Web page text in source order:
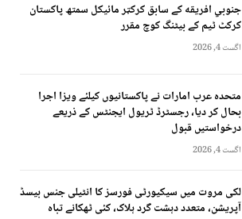
جنوبي افريقه کے سابق کرکټر مائیکل سمتھ پاکستان
کرکٹ ٹیم کے بیٹنگ کوچ مقرر
اگست 4, 2026
متحدہ عرب امارات نے پاکستانیوں کیلئے ویزا اجرا
بحال کر دیا، رجسٹرڈ ٹریول ایجنٹس کے ذریعے
درخواستیں قبول
اگست 4, 2026
لکی مروت میں سیکیورٹی فورسز کا انٹیلی جنس بیسڈ
آپریشن، متعدد دہشت گرد ہلاک، کئی ٹھکانے تباہ